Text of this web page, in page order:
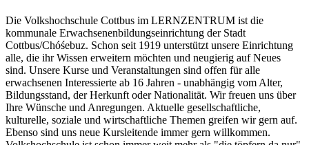
Die Volkshochschule Cottbus im LERNZENTRUM ist die
kommunale Erwachsenenbildungseinrichtung der Stadt
Cottbus/Chóśebuz. Schon seit 1919 unterstützt unsere Einrichtung
alle, die ihr Wissen erweitern möchten und neugierig auf Neues
sind. Unsere Kurse und Veranstaltungen sind offen für alle
erwachsenen Interessierte ab 16 Jahren - unabhängig vom Alter,
Bildungsstand, der Herkunft oder Nationalität. Wir freuen uns über
Ihre Wünsche und Anregungen. Aktuelle gesellschaftliche,
kulturelle, soziale und wirtschaftliche Themen greifen wir gern auf.
Ebenso sind uns neue Kursleitende immer gern willkommen.